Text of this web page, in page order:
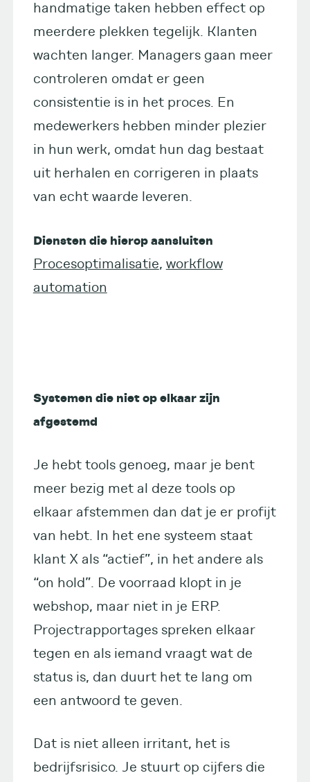
handmatige taken hebben effect op
meerdere plekken tegelijk. Klanten
wachten langer. Managers gaan meer
controleren omdat er geen
consistentie is in het proces. En
medewerkers hebben minder plezier
in hun werk, omdat hun dag bestaat
uit herhalen en corrigeren in plaats
van echt waarde leveren.
Diensten die hierop aansluiten
Procesoptimalisatie, workflow
automation
Systemen die niet op elkaar zijn
afgestemd
Je hebt tools genoeg, maar je bent
meer bezig met al deze tools op
elkaar afstemmen dan dat je er profijt
van hebt. In het ene systeem staat
klant X als “actief”, in het andere als
“on hold”. De voorraad klopt in je
webshop, maar niet in je ERP.
Projectrapportages spreken elkaar
tegen en als iemand vraagt wat de
status is, dan duurt het te lang om
een antwoord te geven.
Dat is niet alleen irritant, het is
bedrijfsrisico. Je stuurt op cijfers die